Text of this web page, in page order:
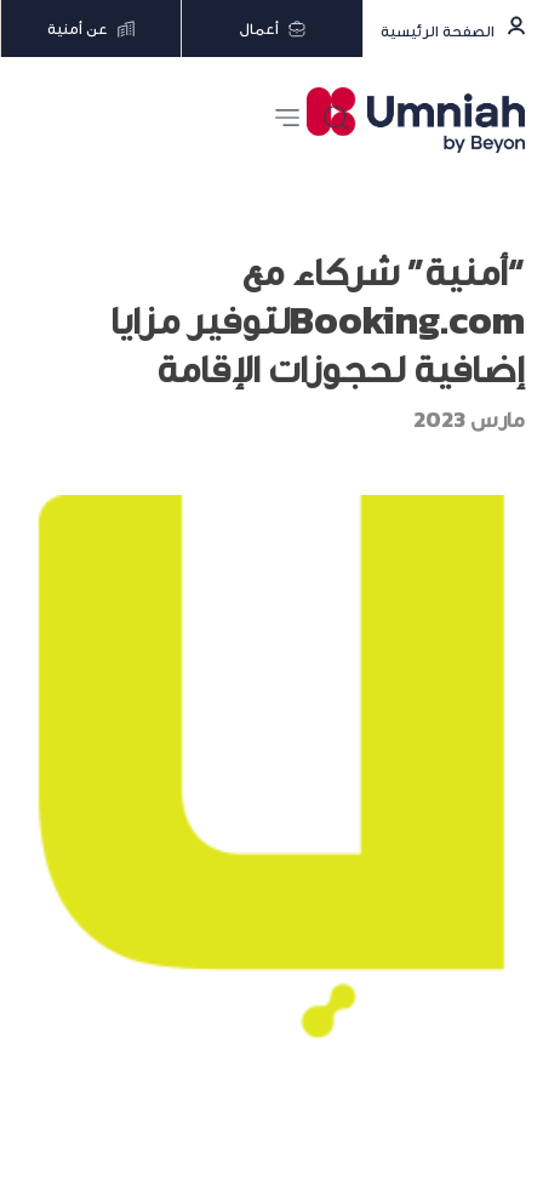
الصفحة الرئيسية أعمال عن أمنية
“أمنية” شركاء مع
Booking.comلتوفير مزايا
إضافية لحجوزات الإقامة
مارس 2023